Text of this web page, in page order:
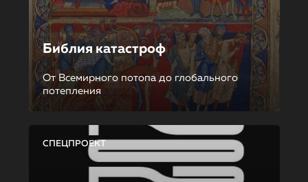
Библия катастроф
От Всемирного потопа до глобального
потепления
СПЕЦПРОЕКТ